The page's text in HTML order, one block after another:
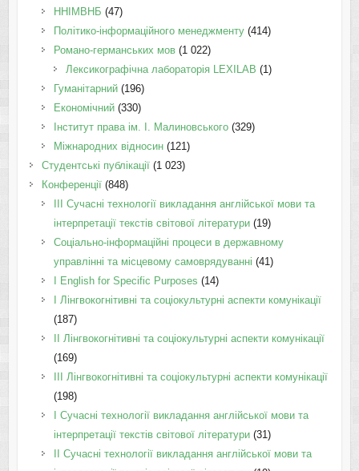
ННІМВНБ (47)
Політико-інформаційного менеджменту(414)
Романо-германських мов(1 022)
Лексикографічна лабораторія LEXILAB (1)
Гуманітарний(196)
Економічний(330)
Інститут права ім. І. Малиновського(329)
Міжнародних відносин(121)
Студентські публікації(1 023)
Конференції(848)
III Сучасні технології викладання англійської мови та
інтерпретації текстів світової літератури(19)
Соціально-інформаційні процеси в державному
управлінні та місцевому самоврядуванні (41)
І English for Specific Purposes (14)
I Лінгвокогнітивні та соціокультурні аспекти комунікації
(187)
IІ Лінгвокогнітивні та соціокультурні аспекти комунікації
(169)
IІI Лінгвокогнітивні та соціокультурні аспекти комунікації
(198)
I Cучасні технології викладання англійської мови та
інтерпретації текстів світової літератури(31)
II Cучасні технології викладання англійської мови та